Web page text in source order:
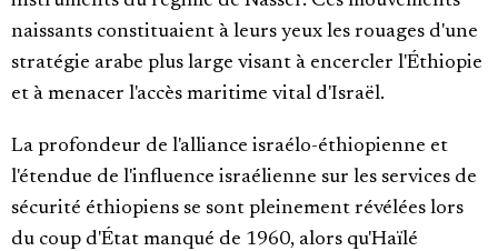
naissants constituaient à leurs yeux les rouages d'une
stratégie arabe plus large visant à encercler l'Éthiopie
et à menacer l'accès maritime vital d'Israël.
La profondeur de l'alliance israélo-éthiopienne et
l'étendue de l'influence israélienne sur les services de
sécurité éthiopiens se sont pleinement révélées lors
du coup d'État manqué de 1960, alors qu'Haïlé